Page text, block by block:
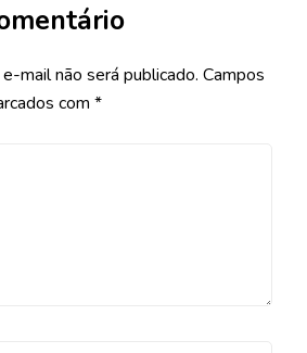
mail não será publicado. Campos
com *